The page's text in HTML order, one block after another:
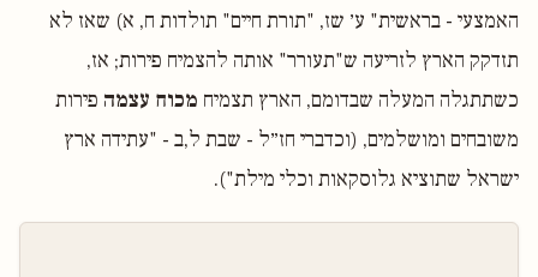
האמצעי - בראשית" ע׳ שז, "תורת חיים" תולדות ח, א) שאז לא
תזדקק הארץ לזריעה ש"תעורר" אותה להצמיח פירות; אז,
כשתתגלה המעלה שבדומם, הארץ תצמיח מכוח עצמה פירות
משובחים ומושלמים, (וכדברי חז״ל - שבת ל,ב - "עתידה ארץ
ישראל שתוציא גלוסקאות וכלי מילת").